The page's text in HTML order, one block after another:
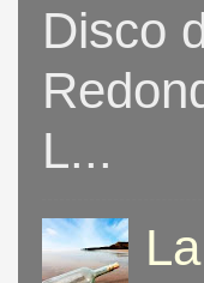
Disco
L...